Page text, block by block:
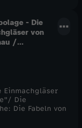
- Die
von
/
Einmachgläser
Die
Die Fabeln von